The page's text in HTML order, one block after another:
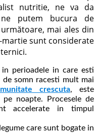
nutritie, ne va da
putem bucura de
mai ales din
sunt considerate
perioadele in care esti
somn racesti mult mai
crescuta, este
noapte. Procesele de
accelerate in timpul
care sunt bogate in